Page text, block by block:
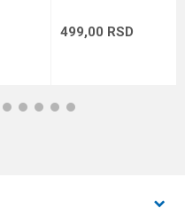
499,00 RSD
8 9 101112